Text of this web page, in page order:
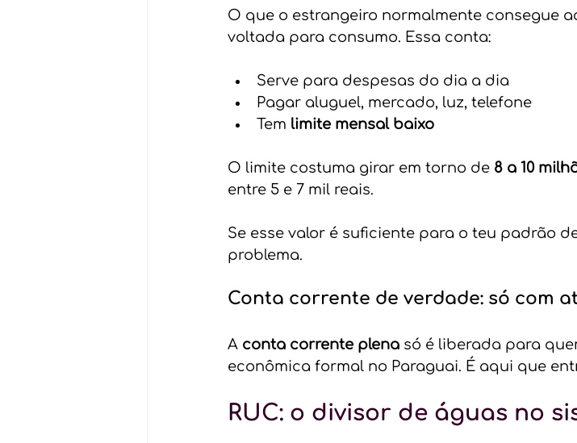
O que o estrangeiro normalmente consegue
voltada para consumo. Essa conta:
Serve para despesas do dia a dia
Pagar aluguel, mercado, luz, telefone
Tem limite mensal baixo
O limite costuma girar em torno de 8 a 10
entre 5 e 7 mil reais.
Se esse valor é suficiente para o teu padrão
problema.
Conta corrente de verdade: só com
A conta corrente plena só é liberada para
econômica formal no Paraguai. É aqui que
RUC: o divisor de águas no